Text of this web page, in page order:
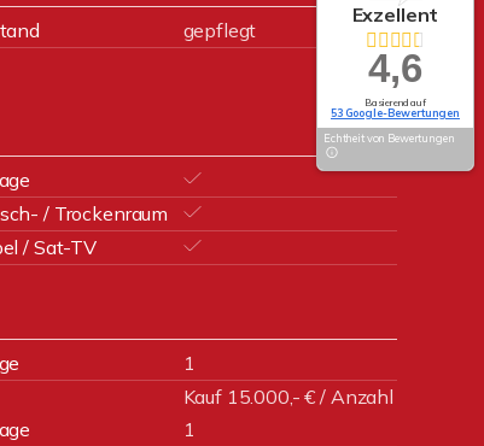
gepflegt
/ Trockenraum
/ Sat-TV
1
Kauf 15.000,- € / Anzahl
1
Exzellent
4,6
Basierend auf
53 Google-Bewertungen
Echtheit von Bewertungen